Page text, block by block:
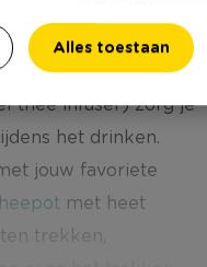
Alles toestaan
thee infuser) zorg je
het drinken.
jouw favoriete
met heet
trekken,